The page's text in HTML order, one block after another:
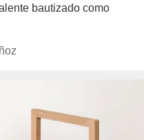
bautizado como
author/laura-